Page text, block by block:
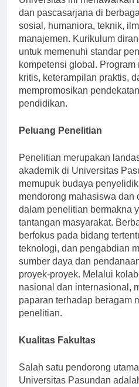
dan pascasarjana di
sosial, humaniora, teknik,
manajemen. Kurikulum
untuk memenuhi standar
kompetensi global.
kritis, keterampilan praktis,
mempromosikan
pendidikan.
Peluang Penelitian
Penelitian merupakan
akademik di Universitas
memupuk budaya
mendorong mahasiswa dan
dalam penelitian bermakna
tantangan masyarakat.
berfokus pada bidang
teknologi, dan pengabdian
sumber daya dan
proyek-proyek. Melalui
nasional dan internasional,
paparan terhadap beragam
penelitian.
Kualitas Fakultas
Salah satu pendorong
Universitas Pasundan